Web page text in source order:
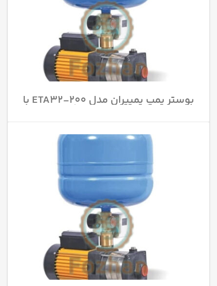
بوستر پمپ پمپیران مدل 200-ETA32 با
قدرت 7.5 اسب بخار